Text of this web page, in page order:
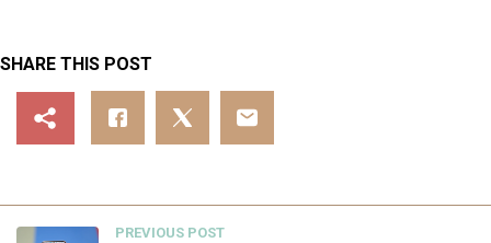
SHARE THIS POST
PREVIOUS POST